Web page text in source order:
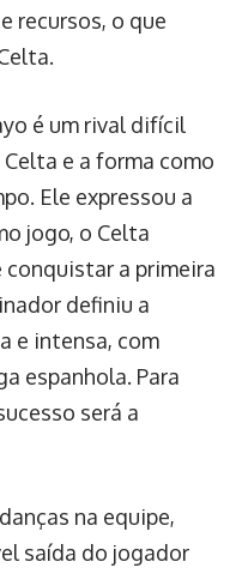
recursos, o que
é um rival difícil
e a forma como
Ele expressou a
jogo, o Celta
conquistar a primeira
definiu a
e intensa, com
espanhola. Para
será a
na equipe,
saída do jogador